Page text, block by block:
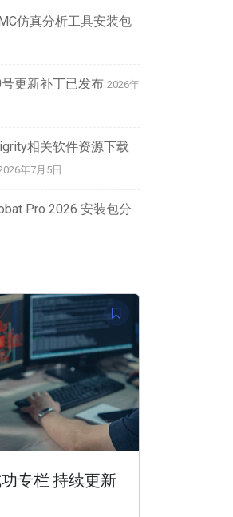
仿真分析工具安装包
更新补丁已发布 2026年
相关软件资源下载
年7月5日
Pro 2026 安装包分
专栏 持续更新